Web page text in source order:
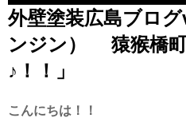
外壁塗装広島ブロ
ンジン） 猿猴橋
♪！！」
こんにちは！！